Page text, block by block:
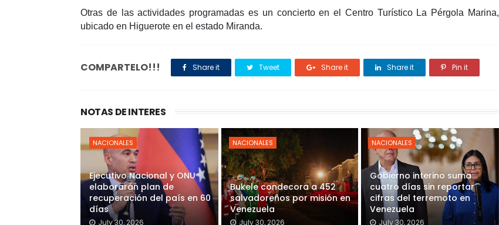
Otras de las actividades programadas es un concierto en el Centro Turístico La Pérgola Marina,
ubicado en Higuerote en el estado Miranda.
COMPARTELO!!! Share it Tweet Share it Share it Pin it
NOTAS DE INTERES
NACIONALES
Ejecutivo Nacional y ONU
elaborarán plan de
recuperación del país en 60
días
July 30, 2026
NACIONALES
Bukele condecora a 452
salvadoreños por misión en
Venezuela
July 30, 2026
NACIONALES
Gobierno interino suma
cuatro días sin reportar
cifras del terremoto en
Venezuela
July 30, 2026